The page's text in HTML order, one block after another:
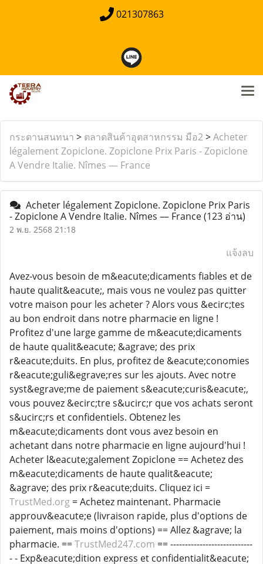
021307863
กระดานสนทนา > ตลาดสินค้าอุตสาหกรรม มือ2>Acheter
légalement Zopiclone. Zopiclone Prix Paris - Zopiclone
A Vendre Italie. Nîmes — France
Acheter légalement Zopiclone. Zopiclone Prix Paris
- Zopiclone A Vendre Italie. Nîmes — France(123 อ่าน)
2 พ.ย. 2568 21:18
แจ้งลบ
Avez-vous besoin de m&eacute;dicaments fiables et de
haute qualit&eacute;, mais vous ne voulez pas quitter
votre maison pour les acheter ? Alors vous &ecirc;tes
au bon endroit dans notre pharmacie en ligne !
Profitez d'une large gamme de m&eacute;dicaments
de haute qualit&eacute; &agrave; des prix
r&eacute;duits. En plus, profitez de &eacute;conomies
r&eacute;guli&egrave;res sur les ajouts. Avec notre
syst&egrave;me de paiement s&eacute;curis&eacute;,
vous pouvez &ecirc;tre s&ucirc;r que vos achats seront
s&ucirc;rs et confidentiels. Obtenez les
m&eacute;dicaments dont vous avez besoin en
achetant dans notre pharmacie en ligne aujourd'hui !
Acheter l&eacute;galement Zopiclone == Achetez des
m&eacute;dicaments de haute qualit&eacute;
&agrave; des prix r&eacute;duits. Cliquez ici =
TrustMed.org = Achetez maintenant. Pharmacie
approuv&eacute;e (livraison rapide, plus d'options de
paiement, mais moins d'options) == Allez &agrave; la
pharmacie. ==TrustMed247.com == ----------------------------
- - Exp&eacute;dition express et confidentialit&eacute;